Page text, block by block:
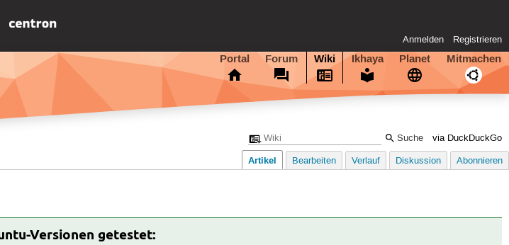
Anmelden Registrieren
Portal Forum Wiki Ikhaya Planet Mitmachen
via DuckDuckGo
Artikel Bearbeiten Verlauf Diskussion Abonnieren
Versionen getestet: